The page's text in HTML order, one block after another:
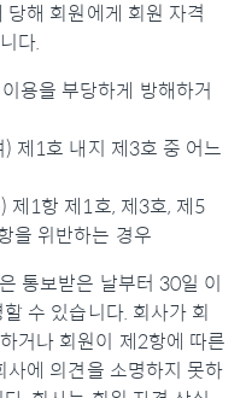
해 회원에게 회원 자격
다.
용을 부당하게 방해하거
제1호 내지 제3호 중 어느
제1항 제1호, 제3호, 제5
을 위반하는 경우
통보받은 날부터 30일 이
수 있습니다. 회사가 회
거나 회원이 제2항에 따른
에 의견을 소명하지 못하